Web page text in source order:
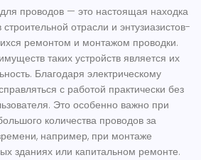
проводов — это настоящая находка
отрасли и энтузиазистов-
ремонтом и монтажом проводки.
таких устройств является их
Благодаря электрическому
с работой практически без
Это особенно важно при
количества проводов за
например, при монтаже
зданиях или капитальном ремонте.